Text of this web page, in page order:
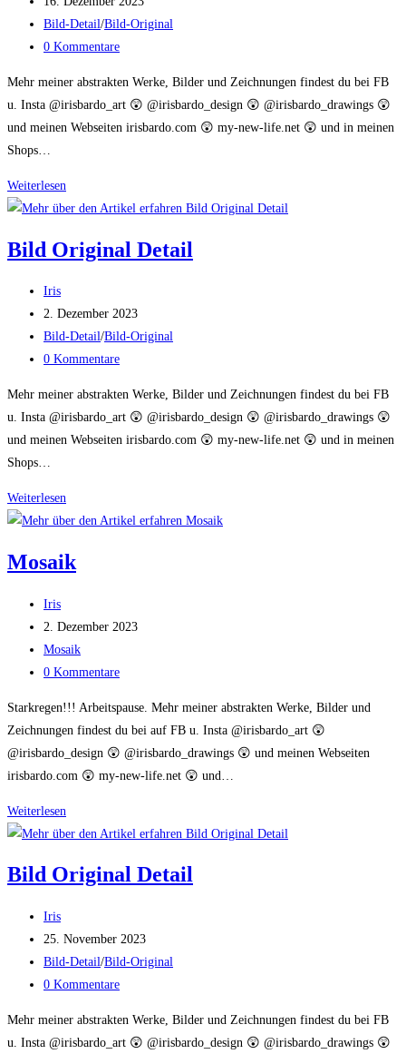
veröffentlicht:
Beitrags-
Kategorie:
Bild-Detail/Bild-Original
Beitrags-
0 Kommentare
Mehr meiner abstrakten Werke, Bilder und Zeichnungen findest du bei FB
u. Insta @irisbardo_art 😲 @irisbardo_design 😲 @irisbardo_drawings 😲
und meinen Webseiten irisbardo.com 😲 my-new-life.net 😲 und in meinen
Shops…
Weiterlesen
Original
Bild Original Detail
Beitrags-
Autor:
Iris
Beitrag
veröffentlicht:
2. Dezember 2023
Beitrags-
Kategorie:
Bild-Detail/Bild-Original
Beitrags-
0 Kommentare
Mehr meiner abstrakten Werke, Bilder und Zeichnungen findest du bei FB
u. Insta @irisbardo_art 😲 @irisbardo_design 😲 @irisbardo_drawings 😲
und meinen Webseiten irisbardo.com 😲 my-new-life.net 😲 und in meinen
Shops…
Weiterlesen
Original
Mosaik
Beitrags-
Autor:
Iris
Beitrag
veröffentlicht:
2. Dezember 2023
Beitrags-
Kategorie:
Mosaik
Beitrags-
0 Kommentare
Starkregen!!! Arbeitspause. Mehr meiner abstrakten Werke, Bilder und
Zeichnungen findest du bei auf FB u. Insta @irisbardo_art 😲
@irisbardo_design 😲 @irisbardo_drawings 😲 und meinen Webseiten
irisbardo.com 😲 my-new-life.net 😲 und…
Weiterlesen
Bild Original Detail
Beitrags-
Autor:
Iris
Beitrag
veröffentlicht:
25. November 2023
Beitrags-
Kategorie:
Bild-Detail/Bild-Original
Beitrags-
0 Kommentare
Mehr meiner abstrakten Werke, Bilder und Zeichnungen findest du bei FB
u. Insta @irisbardo_art 😲 @irisbardo_design 😲 @irisbardo_drawings 😲